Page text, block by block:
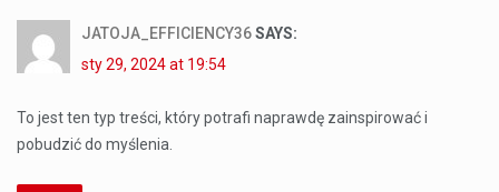
JATOJA_EFFICIENCY36SAYS:
sty 29, 2024 at 19:54
To jest ten typ treści, który potrafi naprawdę zainspirować i
pobudzić do myślenia.